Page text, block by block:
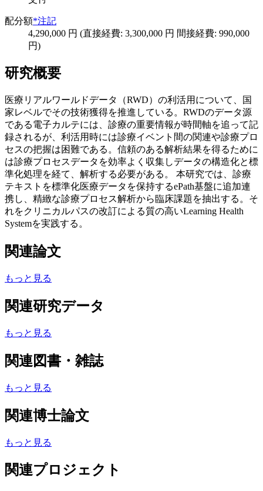
配分額*注記
4,290,000 円 (直接経費: 3,300,000 円 間接経費: 990,000
円)
研究概要
医療リアルワールドデータ（RWD）の利活用について、国
家レベルでその技術獲得を推進している。RWDのデータ源
である電子カルテには、診療の重要情報が時間軸を追って記
録されるが、利活用時には診療イベント間の関連や診療プロ
セスの把握は困難である。信頼のある解析結果を得るために
は診療プロセスデータを効率よく収集しデータの構造化と標
準化処理を経て、解析する必要がある。 本研究では、診療
テキストを標準化医療データを保持するePath基盤に追加連
携し、精緻な診療プロセス解析から臨床課題を抽出する。そ
れをクリニカルパスの改訂による質の高いLearning Health
Systemを実践する。
関連論文
もっと見る
関連研究データ
もっと見る
関連図書・雑誌
もっと見る
関連博士論文
もっと見る
関連プロジェクト